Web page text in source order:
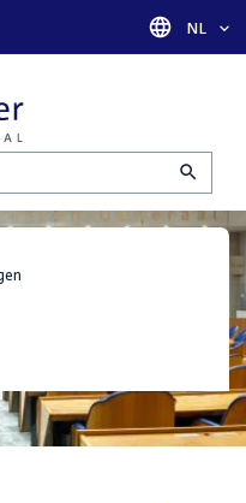
Taal
NL